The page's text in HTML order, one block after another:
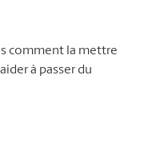
comment la mettre
à passer du